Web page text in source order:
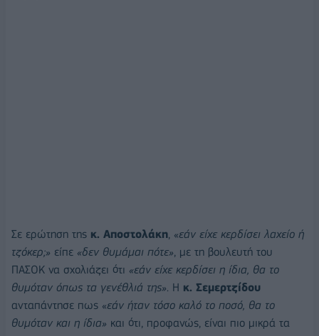
Σε ερώτηση της κ. Αποστολάκη, «εάν είχε κερδίσει λαχείο ή
τζόκερ;» είπε «δεν θυμάμαι πότε», με τη βουλευτή του
ΠΑΣΟΚ να σχολιάζει ότι «εάν είχε κερδίσει η ίδια, θα το
θυμόταν όπως τα γενέθλιά της». Η κ. Σεμερτζίδου
ανταπάντησε πως «εάν ήταν τόσο καλό το ποσό, θα το
θυμόταν και η ίδια» και ότι, προφανώς, είναι πιο μικρά τα